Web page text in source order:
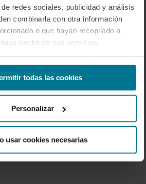
redes sociales, publicidad y análisis
combinarla con otra información
o que hayan recopilado a
hecho de sus servicios.
todas las cookies
Personalizar
usar cookies necesarias